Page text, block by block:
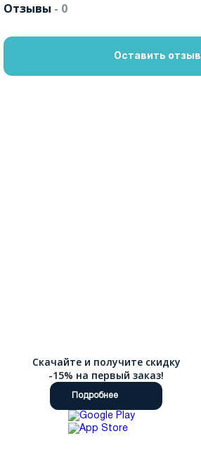
Отзывы - 0
Оставить отзыв
Скачайте и получите скидку
-15% на первый заказ!
Подробнее